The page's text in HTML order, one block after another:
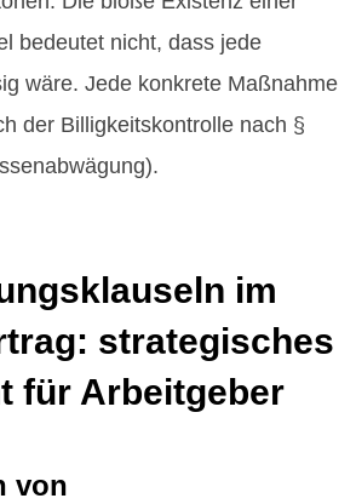
bedeutet nicht, dass jede
wäre. Jede konkrete Maßnahme
der Billigkeitskontrolle nach §
im
strategisches
für Arbeitgeber
von